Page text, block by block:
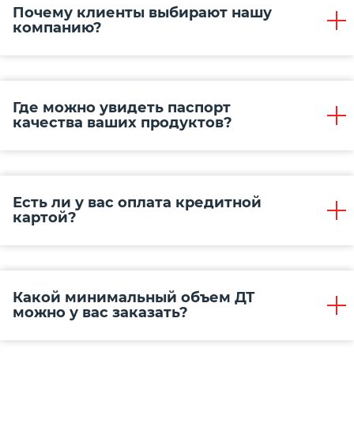
Почему клиенты выбирают нашу
компанию?
Где можно увидеть паспорт
качества ваших продуктов?
Есть ли у вас оплата кредитной
картой?
Какой минимальный объем ДТ
можно у вас заказать?